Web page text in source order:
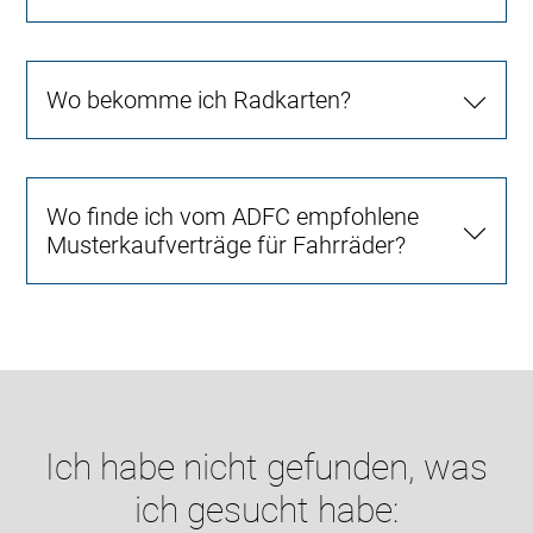
Wo bekomme ich Radkarten?
Wo finde ich vom ADFC empfohlene
Musterkaufverträge für Fahrräder?
Ich habe nicht gefunden, was
ich gesucht habe: